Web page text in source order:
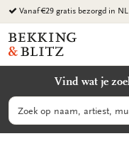
Ga
naar
content
Vanaf €29 gratis bezorgd in
Bekking
&
B.V.
Vind wat je
Zoeken